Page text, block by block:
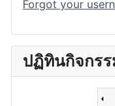
Forgot your
ปฏิทินกิจกร